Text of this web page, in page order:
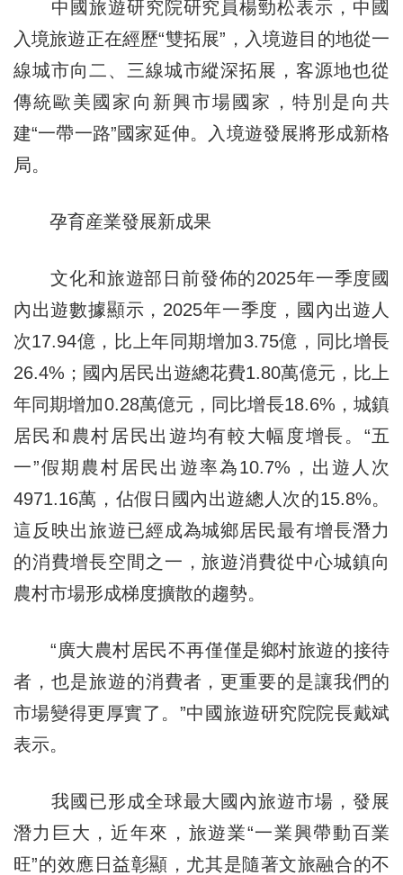
中國旅遊研究院研究員楊勁松表示，中國
入境旅遊正在經歷“雙拓展”，入境遊目的地從一
線城市向二、三線城市縱深拓展，客源地也從
傳統歐美國家向新興市場國家，特別是向共
建“一帶一路”國家延伸。入境遊發展將形成新格
局。
孕育産業發展新成果
文化和旅遊部日前發佈的2025年一季度國
內出遊數據顯示，2025年一季度，國內出遊人
次17.94億，比上年同期增加3.75億，同比增長
26.4%；國內居民出遊總花費1.80萬億元，比上
年同期增加0.28萬億元，同比增長18.6%，城鎮
居民和農村居民出遊均有較大幅度增長。“五
一”假期農村居民出遊率為10.7%，出遊人次
4971.16萬，佔假日國內出遊總人次的15.8%。
這反映出旅遊已經成為城鄉居民最有增長潛力
的消費增長空間之一，旅遊消費從中心城鎮向
農村市場形成梯度擴散的趨勢。
“廣大農村居民不再僅僅是鄉村旅遊的接待
者，也是旅遊的消費者，更重要的是讓我們的
市場變得更厚實了。”中國旅遊研究院院長戴斌
表示。
我國已形成全球最大國內旅遊市場，發展
潛力巨大，近年來，旅遊業“一業興帶動百業
旺”的效應日益彰顯，尤其是隨著文旅融合的不